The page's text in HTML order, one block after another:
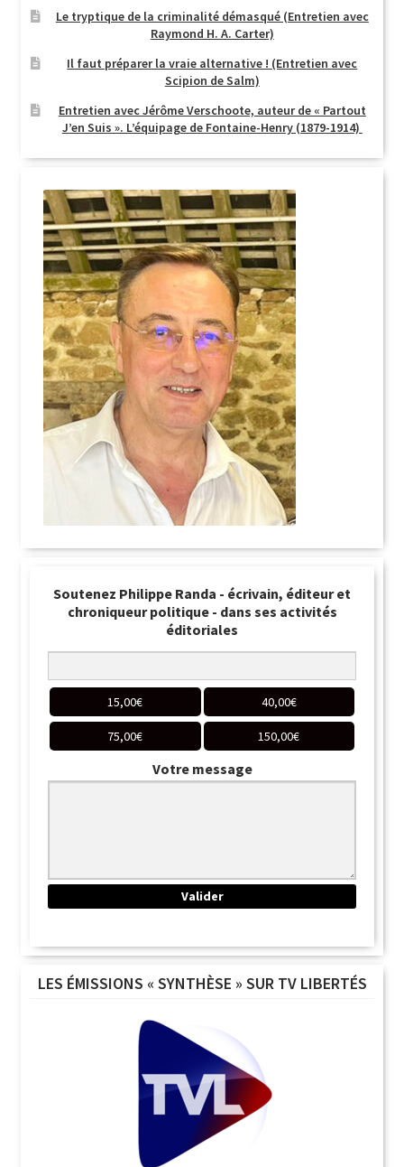
Le tryptique de la criminalité démasqué (Entretien avec
Raymond H. A. Carter)
Il faut préparer la vraie alternative ! (Entretien avec
Scipion de Salm)
Entretien avec Jérôme Verschoote, auteur de « Partout
J’en Suis ». L’équipage de Fontaine-Henry (1879-1914)
Soutenez Philippe Randa - écrivain, éditeur et
chroniqueur politique - dans ses activités
éditoriales
15,00€ 40,00€
75,00€ 150,00€
Votre message
LES ÉMISSIONS « SYNTHÈSE » SUR TV LIBERTÉS